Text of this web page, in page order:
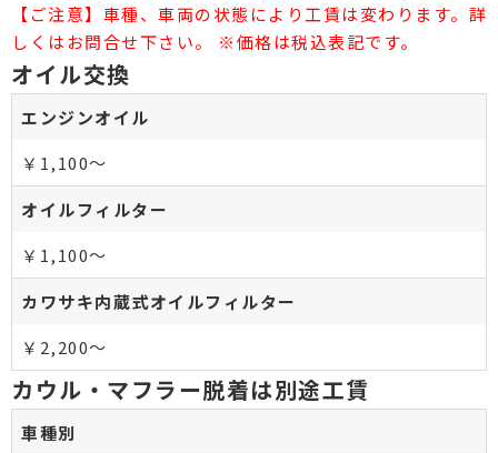
【ご注意】車種、車両の状態により工賃は変わります。詳
しくはお問合せ下さい。 ※価格は税込表記です。
オイル交換
エンジンオイル
￥1,100～
オイルフィルター
￥1,100～
カワサキ内蔵式オイルフィルター
￥2,200～
カウル・マフラー脱着は別途工賃
車種別